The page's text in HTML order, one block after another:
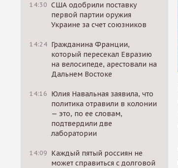
14:30 США одобрили поставку
первой партии оружия
Украине за счет союзников
14:24 Гражданина Франции,
который пересекал Евразию
на велосипеде, арестовали на
Дальнем Востоке
14:16 Юлия Навальная заявила, что
политика отравили в колонии
— это, по ее словам,
подтвердили две
лаборатории
14:09 Каждый пятый россиян не
может справиться с долговой